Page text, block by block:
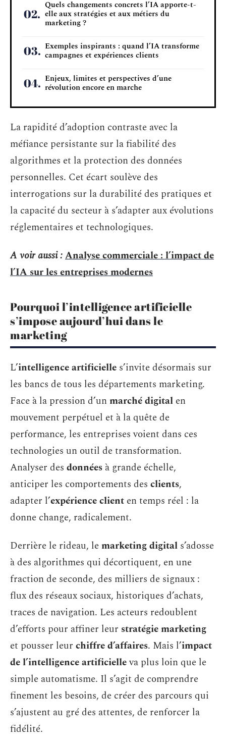
Quels changements concrets l’IA apporte-t-
elle aux stratégies et aux métiers du
marketing ?
Exemples inspirants : quand l’IA transforme
campagnes et expériences clients
Enjeux, limites et perspectives d’une
révolution encore en marche
La rapidité d’adoption contraste avec la
méfiance persistante sur la fiabilité des
algorithmes et la protection des données
personnelles. Cet écart soulève des
interrogations sur la durabilité des pratiques et
la capacité du secteur à s’adapter aux évolutions
réglementaires et technologiques.
A voir aussi :Analyse commerciale : l’impact de
l’IA sur les entreprises modernes
Pourquoi l’intelligence artificielle
s’impose aujourd’hui dans le
marketing
L’intelligence artificielle s’invite désormais sur
les bancs de tous les départements marketing.
Face à la pression d’unmarché digital en
mouvement perpétuel et à la quête de
performance, les entreprises voient dans ces
technologies un outil de transformation.
Analyser des données à grande échelle,
anticiper les comportements des clients,
adapter l’expérience client en temps réel : la
donne change, radicalement.
Derrière le rideau, lemarketing digital s’adosse
à des algorithmes qui décortiquent, en une
fraction de seconde, des milliers de signaux :
flux des réseaux sociaux, historiques d’achats,
traces de navigation. Les acteurs redoublent
d’efforts pour affiner leur stratégie marketing
et pousser leur chiffre d’affaires. Mais l’impact
de l’intelligence artificielleva plus loin que le
simple automatisme. Il s’agit de comprendre
finement les besoins, de créer des parcours qui
s’ajustent au gré des attentes, de renforcer la
fidélité.